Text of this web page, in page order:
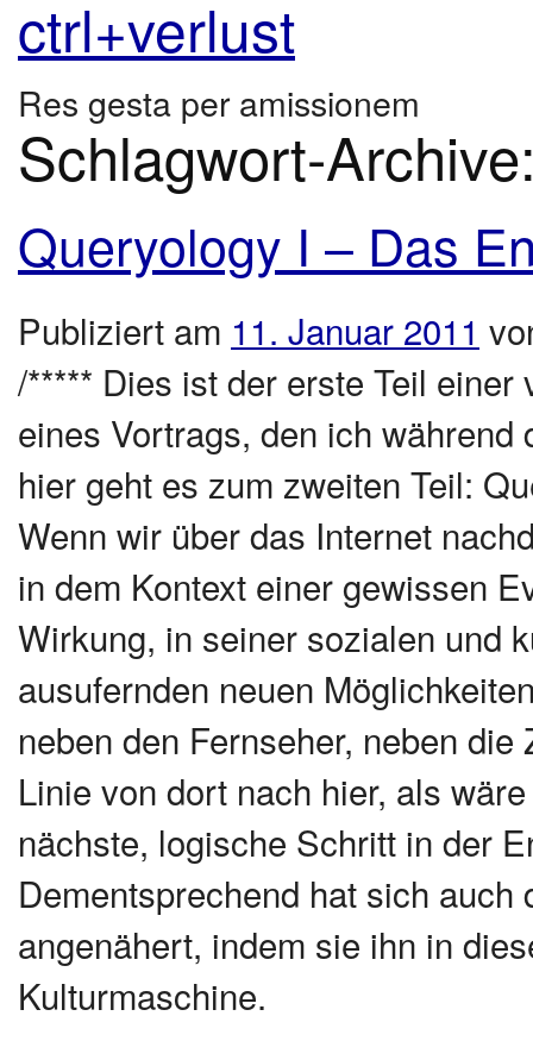
ctrl+verlust
Res gesta per amissionem
Schlagwort-
Queryology I – Das
Publiziert am 11. Januar 2011
/***** Dies ist der erste Teil
eines Vortrags, den ich
hier geht es zum zweiten Teil:
Wenn wir über das Internet
in dem Kontext einer gewissen
Wirkung, in seiner sozialen und
ausufernden neuen
neben den Fernseher, neben
Linie von dort nach hier, als
nächste, logische Schritt in der
Dementsprechend hat sich
angenähert, indem sie ihn in
Kulturmaschine.